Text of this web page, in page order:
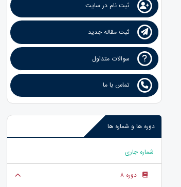
ثبت نام در سایت
ثبت مقاله جدید
سوالات متداول
تماس با ما
دوره ها و شماره ها
شماره جاری
دوره 8